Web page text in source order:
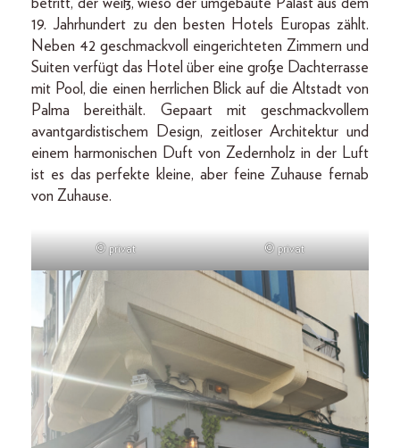
betritt, der weiß, wieso der umgebaute Palast aus dem
19. Jahrhundert zu den besten Hotels Europas zählt.
Neben 42 geschmackvoll eingerichteten Zimmern und
Suiten verfügt das Hotel über eine große Dachterrasse
mit Pool, die einen herrlichen Blick auf die Altstadt von
Palma bereithält. Gepaart mit geschmackvollem
avantgardistischem Design, zeitloser Architektur und
einem harmonischen Duft von Zedernholz in der Luft
ist es das perfekte kleine, aber feine Zuhause fernab
von Zuhause.
© privat © privat